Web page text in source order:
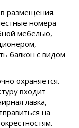
размещения.
номера
мебелью,
балкон с видом
охраняется.
входит
лавка,
на